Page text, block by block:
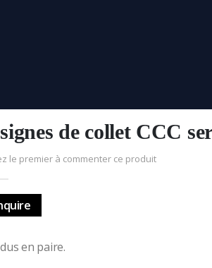
de collet CCC
le premier à commenter ce produit
en paire.